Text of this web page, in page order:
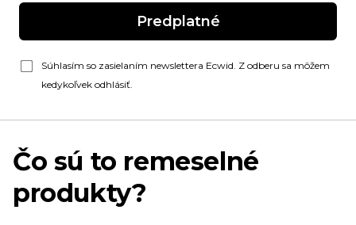
Predplatné
Súhlasím so zasielaním newslettera Ecwid. Z odberu sa môžem
kedykoľvek odhlásiť.
Čo sú to remeselné
produkty?